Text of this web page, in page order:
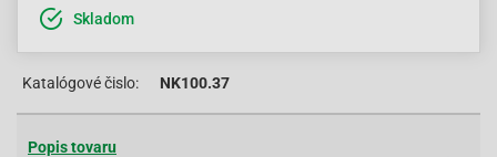
Skladom
Katalógové čislo: NK100.37
Popis tovaru